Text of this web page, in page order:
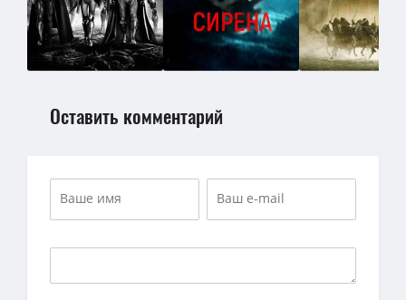
Оставить комментарий